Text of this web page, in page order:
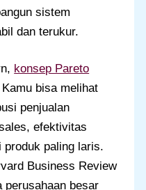
sistem
dan terukur.
konsep Pareto
bisa melihat
penjualan
efektivitas
produk paling laris.
Business Review
perusahaan besar